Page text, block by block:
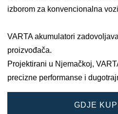
izborom za konvencionalna
VARTA akumulatori
proizvođača.​
Projektirani u Njemačkoj,
precizne performanse i
GDJE